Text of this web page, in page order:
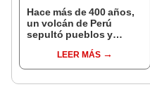
Hace más de 400 años,
un volcán de Perú
sepultó pueblos y
veranos más fríos de la
historia: sigue bajo
LEER MÁS